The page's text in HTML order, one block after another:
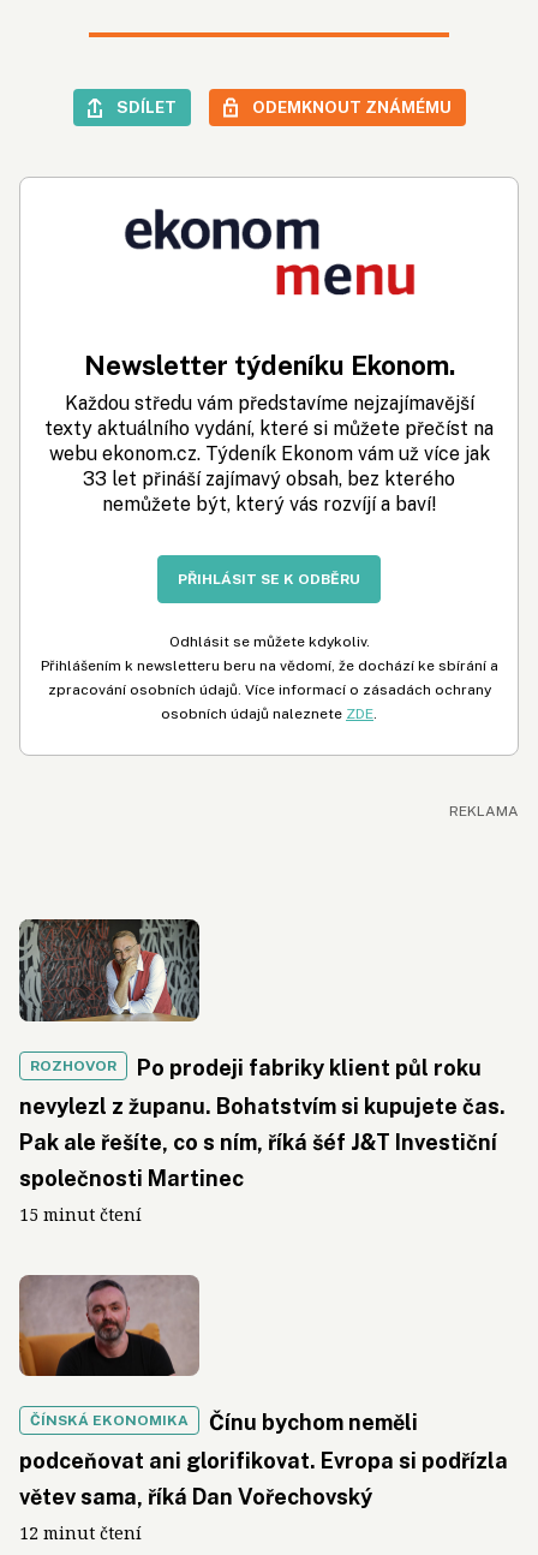
SDÍLET ODEMKNOUT ZNÁMÉMU
Newsletter týdeníku Ekonom.
Každou středu vám představíme nejzajímavější
texty aktuálního vydání, které si můžete přečíst na
webu ekonom.cz. Týdeník Ekonom vám už více jak
33 let přináší zajímavý obsah, bez kterého
nemůžete být, který vás rozvíjí a baví!
PŘIHLÁSIT SE K ODBĚRU
Odhlásit se můžete kdykoliv.
Přihlášením k newsletteru beru na vědomí, že dochází ke sbírání a
zpracování osobních údajů. Více informací o zásadách ochrany
osobních údajů naleznete ZDE.
ROZHOVOR
Po prodeji fabriky klient půl roku
nevylezl z županu. Bohatstvím si kupujete čas.
Pak ale řešíte, co s ním, říká šéf J&T Investiční
společnosti Martinec
15 minut čtení
ČÍNSKÁ EKONOMIKA
Čínu bychom neměli
podceňovat ani glorifikovat. Evropa si podřízla
větev sama, říká Dan Vořechovský
12 minut čtení